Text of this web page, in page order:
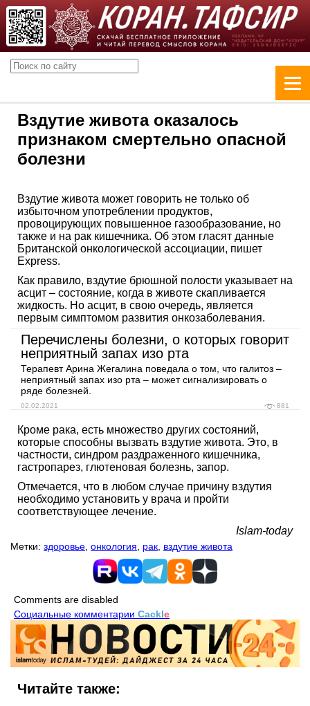
Вздутие живота оказалось
признаком смертельно опасной
болезни
Вздутие живота может говорить не только об
избыточном употреблении продуктов,
провоцирующих повышенное газообразование, но
также и на рак кишечника. Об этом гласят данные
Британской онкологической ассоциации, пишет
Express.
Как правило, вздутие брюшной полости указывает на
асцит – состояние, когда в животе скапливается
жидкость. Но асцит, в свою очередь, является
первым симптомом развития онкозаболевания.
Перечислены болезни, о которых говорит
неприятный запах изо рта
Терапевт Арина Жегалина поведала о том, что галитоз –
неприятный запах изо рта – может сигнализировать о
ряде болезней.
02.02.2021 881
Кроме рака, есть множество других состояний,
которые способны вызвать вздутие живота. Это, в
частности, синдром раздраженного кишечника,
гастропарез, глютеновая болезнь, запор.
Отмечается, что в любом случае причину вздутия
необходимо установить у врача и пройти
соответствующее лечение.
Islam-today
Метки: здоровье онкология рак вздутие живота
Comments are disabled
Социальные комментарии Cackle
Читайте также: